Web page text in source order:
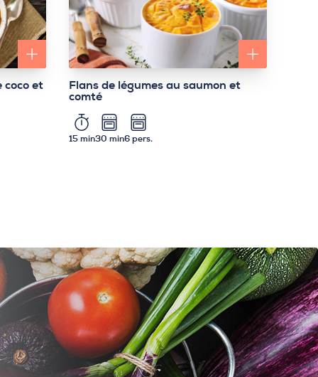
coco et
Flans de légumes au saumon et
comté
15 min30 min6 pers.